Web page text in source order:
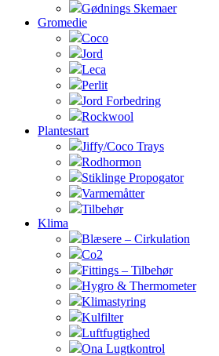
Gødnings Skemaer
Gromedie
Coco
Jord
Leca
Perlit
Jord Forbedring
Rockwool
Plantestart
Jiffy/Coco Trays
Rodhormon
Stiklinge Propogator
Varmemåtter
Tilbehør
Klima
Blæsere – Cirkulation
Co2
Fittings – Tilbehør
Hygro & Thermometer
Klimastyring
Kulfilter
Luftfugtighed
Ona Lugtkontrol